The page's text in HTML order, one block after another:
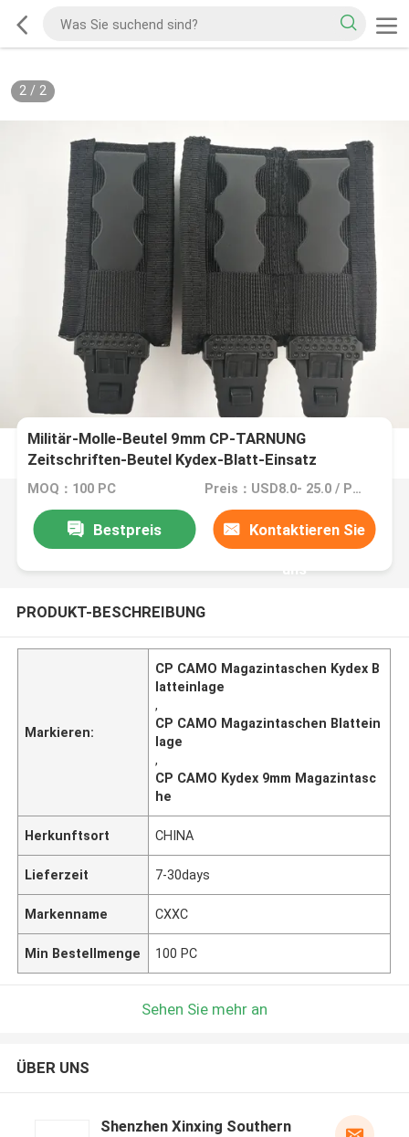
2/ 2
Militär-Molle-Beutel 9mm CP-TARNUNG
Zeitschriften-Beutel Kydex-Blatt-Einsatz
MOQ：100 PC Preis：USD8.0- 25.0 / Pcs
Bestpreis Kontaktieren Sie
uns
PRODUKT-BESCHREIBUNG
Markieren:
CP CAMO Magazintaschen Kydex B
latteinlage
,
CP CAMO Magazintaschen Blattein
lage
,
CP CAMO Kydex 9mm Magazintasc
he
Herkunftsort CHINA
Lieferzeit 7-30days
Markenname CXXC
Min Bestellmenge 100 PC
Sehen Sie mehr an
ÜBER UNS
Shenzhen Xinxing Southern